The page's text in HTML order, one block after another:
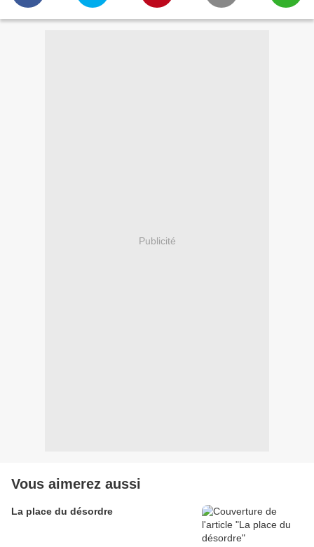
Publicité
Vous aimerez aussi
La place du désordre